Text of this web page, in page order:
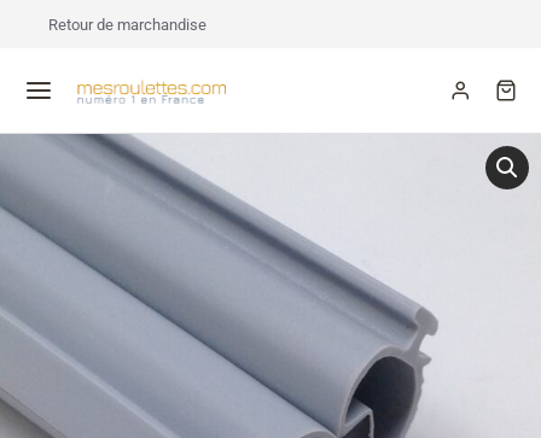
Retour de marchandise